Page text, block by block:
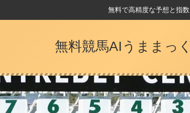
無料で高精度な予想と指
無料競馬AIうままっ